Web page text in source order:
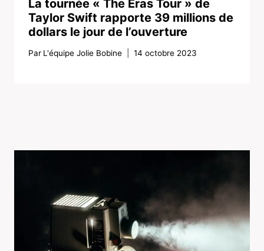
La tournée « The Eras Tour » de
Taylor Swift rapporte 39 millions de
dollars le jour de l’ouverture
Par L'équipe Jolie Bobine 14 octobre 2023